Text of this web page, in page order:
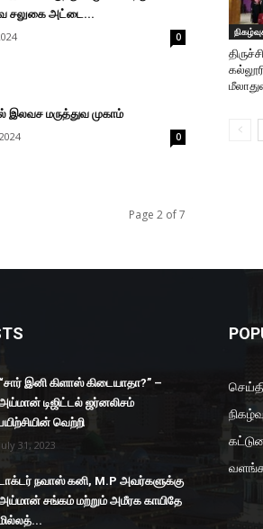
சலுகை அட்டை...
0
இலவச மருத்துவ முகாம்
0
Page 2 of 7
“சார் இனி கிளாஸ் கிடையாதா?” –
டிஜிட்டல் ஜர்னலிசம்
வெற்றி
July 31, 2023
நவாஸ் கனி, M.P அவர்களுக்கு
சங்கம் மற்றும் அமீரக காயிதே